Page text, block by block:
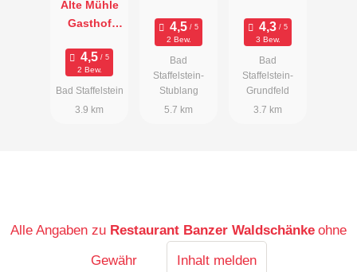
Alte Mühle
Gasthof
Biergarten
2 Bew.
Bad Staffelstein
3.9 km
2 Bew.
Bad
Staffelstein-
Stublang
5.7 km
3 Bew.
Bad
Staffelstein-
Grundfeld
3.7 km
Alle Angaben zu Restaurant Banzer Waldschänke ohne
Gewähr
Inhalt melden